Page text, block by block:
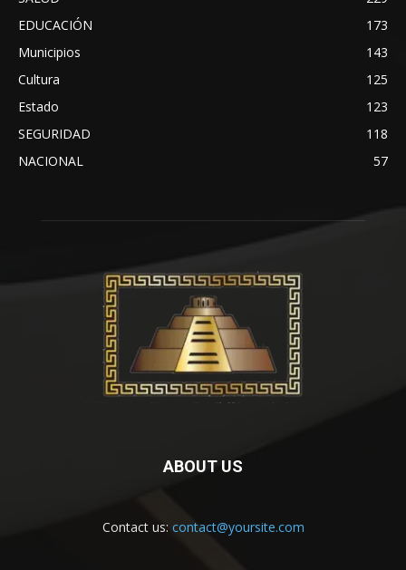
EDUCACIÓN
173
Municipios
143
Cultura
125
Estado
123
SEGURIDAD
118
NACIONAL
57
ABOUT US
Contact us: contact@yoursite.com